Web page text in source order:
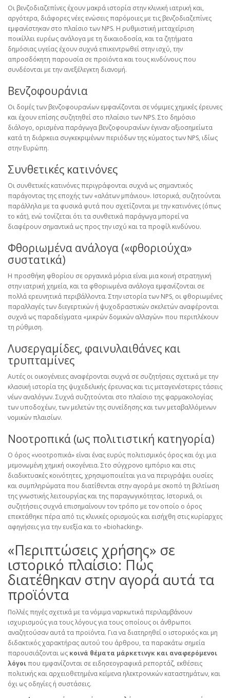
Οι βενζοδιαζεπίνες έχουν μακρά ιστορία στην κλινική ιατρική και,
αργότερα, διάφορες νέες ενώσεις παρόμοιες με τις βενζοδιαζεπίνες
εμφανίστηκαν στο πλαίσιο των NPS. Η ρυθμιστική μεταχείριση
ποικίλλει ευρέως ανάλογα με τη δικαιοδοσία, και τα ζητήματα
δημόσιας υγείας έχουν συχνά επικεντρωθεί στην ισχύ, την
απροσδόκητη παρουσία σε προϊόντα και τους κινδύνους που
συνδέονται με την ανεξέλεγκτη διανομή.
Βενζοφουράνια
Οι δομές των βενζοφουρανίων εμφανίζονται σε νόμιμες χημικές έρευνες
και έχουν επίσης συζητηθεί στο πλαίσιο των NPS. Στο δημόσιο
διάλογο, ορισμένα παράγωγα βενζοφουρανίων έγιναν αξιοσημείωτα
κατά τη διάρκεια συγκεκριμένων περιόδων της κύματος των NPS, ιδίως
στην Ευρώπη.
Συνθετικές κατινόνες
Οι συνθετικές κατινόνες περιγράφονται συχνά ως σημαντικός
παράγοντας της εποχής των «αλάτων μπάνιου». Ιστορικά, συζητούνται
παράλληλα με τα φυσικά φυτά που σχετίζονται με την κατινόνες (όπως
το κάτ), ενώ τονίζεται ότι τα συνθετικά παράγωγα μπορεί να
διαφέρουν σημαντικά ως προς την ισχύ και τα προφίλ κινδύνου.
Φθοριωμένα ανάλογα («φθοριούχα»
συστατικά)
Η προσθήκη φθορίου σε οργανικά μόρια είναι μια κοινή στρατηγική
στην ιατρική χημεία, και τα φθοριωμένα ανάλογα εμφανίζονται σε
πολλά ερευνητικά περιβάλλοντα. Στην ιστορία των NPS, οι φθοριωμένες
παραλλαγές των διεγερτικών ή ψυχοδραστικών σκελετών αναφέρονται
συχνά ως παραδείγματα «μικρών δομικών αλλαγών» που περιπλέκουν
τη ρύθμιση.
Λυσεργαμίδες, φαινυλαιθάνες και
τρυπταμίνες
Αυτές οι οικογένειες αναφέρονται συχνά σε συζητήσεις σχετικά με την
κλασική ιστορία της ψυχεδελικής έρευνας και τις μεταγενέστερες τάσεις
νέων αναλόγων. Συχνά συζητούνται στο πλαίσιο της φαρμακολογίας
των υποδοχέων, των μελετών της συνείδησης και των μεταβαλλόμενων
νομικών πλαισίων.
Νοοτροπικά (ως πολιτιστική κατηγορία)
Ο όρος «νοοτροπικά» είναι ένας ευρύς πολιτισμικός όρος και όχι μια
μεμονωμένη χημική οικογένεια. Στο σύγχρονο εμπόριο και στις
διαδικτυακές κοινότητες, χρησιμοποιείται για να περιγράψει ουσίες
και συμπληρώματα που διατίθενται στην αγορά με σκοπό τη βελτίωση
της γνωστικής λειτουργίας και της παραγωγικότητας. Ιστορικά, οι
συζητήσεις συχνά επισημαίνουν τον τρόπο με τον οποίο ο όρος
επεκτάθηκε πέρα από τις κλινικές ορισμούς και εισήχθη στις κυρίαρχες
αφηγήσεις για την ευεξία και το «biohacking».
«Περιπτώσεις χρήσης» σε
ιστορικό πλαίσιο: Πώς
διατέθηκαν στην αγορά αυτά τα
προϊόντα
Πολλές πηγές σχετικά με τα νόμιμα ναρκωτικά περιλαμβάνουν
ισχυρισμούς για τους λόγους για τους οποίους οι άνθρωποι
αναζητούσαν αυτά τα προϊόντα. Για να διατηρηθεί ο ιστορικός και μη
διδακτικός χαρακτήρας αυτού του άρθρου, τα παρακάτω σημεία
παρουσιάζονται ως κοινά θέματα μάρκετινγκ και αναφερόμενοι
λόγοιπου εμφανίζονται σε ειδησεογραφικά ρεπορτάζ, εκθέσεις
πολιτικής και αρχειοθετημένα κείμενα ηλεκτρονικών καταστημάτων, και
όχι ως οδηγίες ή συστάσεις.